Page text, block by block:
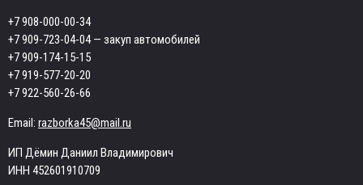
+7 908-000-00-34
+7 909-723-04-04— закуп автомобилей
+7 909-174-15-15
+7 919-577-20-20
+7 922-560-26-66
Email: razborka45@mail.ru
ИП Дёмин Даниил Владимирович
ИНН 452601910709